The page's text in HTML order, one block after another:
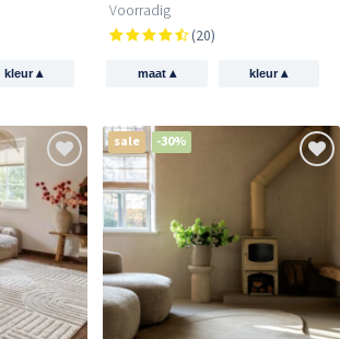
kleur▴
Voorradig
(20)
maat ▴ kleur▴
sale -30%